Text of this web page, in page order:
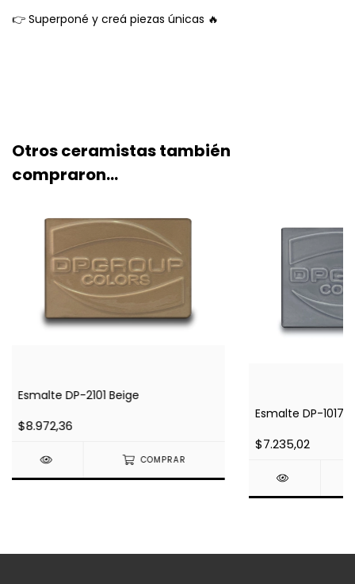
👉 Superponé y creá piezas únicas 🔥
Otros ceramistas también
compraron...
Esmalte DP-2101 Beige
$8.972,36
COMPRAR
Esmalte DP-1017
$7.235,02